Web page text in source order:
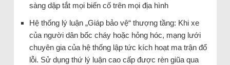
sàng dập tắt mọi biến cố trên mọi địa hình
Hệ thống lý luận „Giáp bảo vệ“ thượng tầng: Khi xe
của người dân bốc cháy hoặc hỏng hóc, mạng lưới
chuyên gia của hệ thống lập tức kích hoạt ma trận đổ
lỗi. Sử dụng thứ lý luận cao cấp được rèn giũa qua